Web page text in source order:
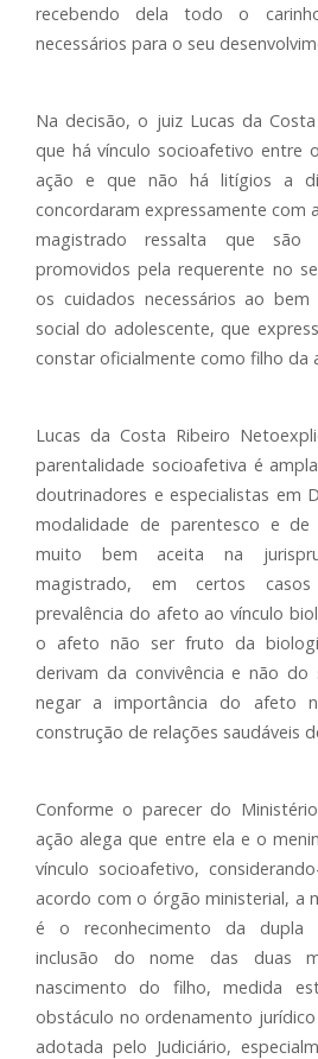
recebendo dela todo o
necessários para o seu
Na decisão, o juiz Lucas da
que há vínculo socioafetivo entre
ação e que não há litígios a
concordaram expressamente com
magistrado ressalta que são
promovidos pela requerente no
os cuidados necessários ao
social do adolescente, que
constar oficialmente como filho da
Lucas da Costa Ribeiro
parentalidade socioafetiva é
doutrinadores e especialistas em
modalidade de parentesco e de
muito bem aceita na
magistrado, em certos
prevalência do afeto ao vínculo
o afeto não ser fruto da
derivam da convivência e não do
negar a importância do afeto
construção de relações saudáveis
Conforme o parecer do
ação alega que entre ela e o
vínculo socioafetivo,
acordo com o órgão ministerial, a
é o reconhecimento da dupla
inclusão do nome das duas
nascimento do filho, medida
obstáculo no ordenamento
adotada pelo Judiciário,